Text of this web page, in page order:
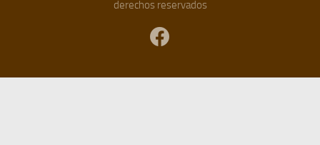
derechos reservados